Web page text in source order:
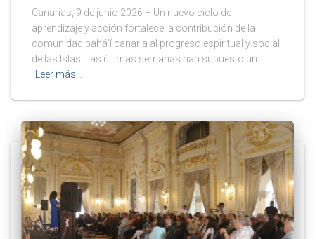
Canarias, 9 de junio 2026 – Un nuevo ciclo de
aprendizaje y acción fortalece la contribución de la
comunidad bahá’í canaria al progreso espiritual y social
de las Islas. Las últimas semanas han supuesto un
Leer más…